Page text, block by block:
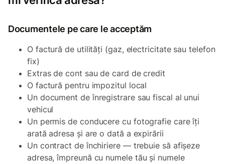
Documentele pe care le acceptăm
O factură de utilități (gaz, electricitate sau telefon
fix)
Extras de cont sau de card de credit
O factură pentru impozitul local
Un document de înregistrare sau fiscal al unui
vehicul
Un permis de conducere cu fotografie care îți
arată adresa și are o dată a expirării
Un contract de închiriere — trebuie să afișeze
adresa, împreună cu numele tău și numele